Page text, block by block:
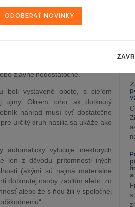
obete, ale aj na ich blízkych
činnosti ako nepriame obete.
členským štátom povinnosť
trestných činov, ktorý zaručuje
súvislosti ponechávajú voľnú
na závažnosť následkov
zjavne nedostatočné.
boli vystavené obete, s cieľom
ujmy. Okrem toho, ak dotknutý
náhrad musí byť dostatočne
určitý druh násilia sa ukáže ako
vylučuje niektorých
len z dôvodu prítomnosti iných
(akými sú najmä materiálne
dotknutej osoby zabitím alebo zo
alebo že s ňou žili v spoločnej